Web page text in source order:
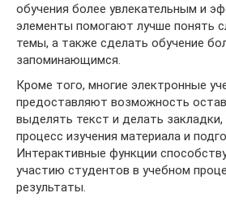
обучения более увлекательным и
элементы помогают лучше понять
темы, а также сделать обучение
запоминающимся.
Кроме того, многие электронные
предоставляют возможность
выделять текст и делать
процесс изучения материала и
Интерактивные функции
участию студентов в учебном
результаты.